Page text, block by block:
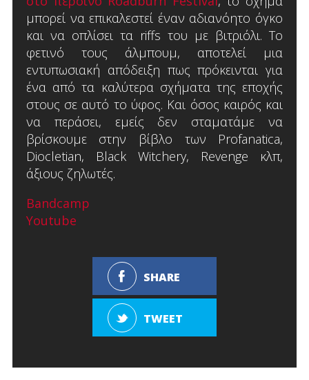
μπορεί να επικαλεστεί έναν αδιανόητο όγκο
και να οπλίσει τα riffs του με βιτριόλι. Το
φετινό τους άλμπουμ, αποτελεί μια
εντυπωσιακή απόδειξη πως πρόκεινται για
ένα από τα καλύτερα σχήματα της εποχής
στους σε αυτό το ύφος. Και όσος καιρός και
να περάσει, εμείς δεν σταματάμε να
βρίσκουμε στην βίβλο των Profanatica,
Diocletian, Black Witchery, Revenge κλπ,
άξιους ζηλωτές.
Bandcamp
Youtube
SHARE
TWEET